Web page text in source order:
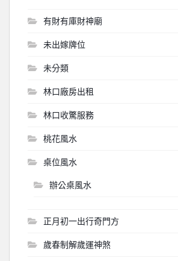
有財有庫財神廟
未出嫁牌位
未分類
林口廠房出租
林口收驚服務
桃花風水
桌位風水
辦公桌風水
正月初一出行奇門方
歲春制解歲運神煞